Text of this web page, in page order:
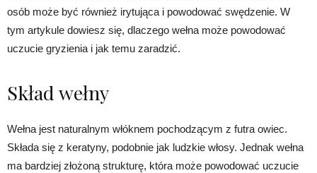
osób może być również irytująca i powodować swędzenie. W
tym artykule dowiesz się, dlaczego wełna może powodować
uczucie gryzienia i jak temu zaradzić.
Skład wełny
Wełna jest naturalnym włóknem pochodzącym z futra owiec.
Składa się z keratyny, podobnie jak ludzkie włosy. Jednak wełna
ma bardziej złożoną strukturę, która może powodować uczucie